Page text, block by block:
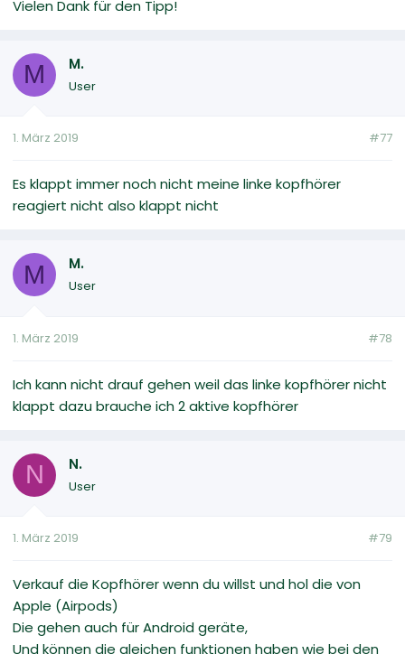
Vielen Dank für den Tipp!
M M.
User
1. März 2019 #77
Es klappt immer noch nicht meine linke kopfhörer
reagiert nicht also klappt nicht
M M.
User
1. März 2019 #78
Ich kann nicht drauf gehen weil das linke kopfhörer nicht
klappt dazu brauche ich 2 aktive kopfhörer
N N.
User
1. März 2019 #79
Verkauf die Kopfhörer wenn du willst und hol die von
Apple (Airpods)
Die gehen auch für Android geräte,
Und können die gleichen funktionen haben wie bei den